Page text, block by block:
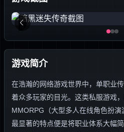
游戏简介
在浩瀚的网络游戏世界中，单职业
着众多玩家的目光。这类私服游戏
MMORPG（大型多人在线角色扮演
最显著的特点便是将职业体系大幅